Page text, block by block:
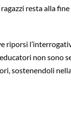
resta alla
riporsi
non sono
sostenendoli